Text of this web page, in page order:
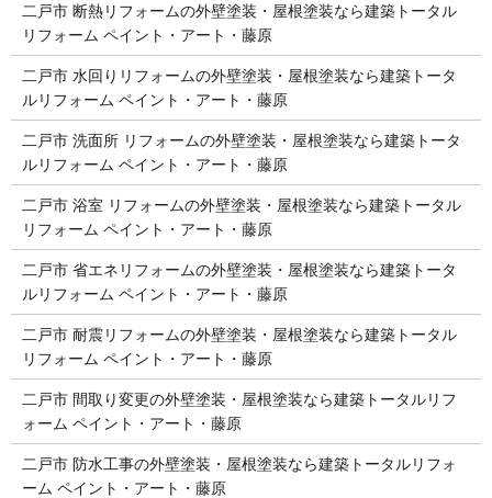
二戸市 断熱リフォームの外壁塗装・屋根塗装なら建築トータル
リフォーム ペイント・アート・藤原
二戸市 水回りリフォームの外壁塗装・屋根塗装なら建築トータ
ルリフォーム ペイント・アート・藤原
二戸市 洗面所 リフォームの外壁塗装・屋根塗装なら建築トータ
ルリフォーム ペイント・アート・藤原
二戸市 浴室 リフォームの外壁塗装・屋根塗装なら建築トータル
リフォーム ペイント・アート・藤原
二戸市 省エネリフォームの外壁塗装・屋根塗装なら建築トータ
ルリフォーム ペイント・アート・藤原
二戸市 耐震リフォームの外壁塗装・屋根塗装なら建築トータル
リフォーム ペイント・アート・藤原
二戸市 間取り変更の外壁塗装・屋根塗装なら建築トータルリフ
ォーム ペイント・アート・藤原
二戸市 防水工事の外壁塗装・屋根塗装なら建築トータルリフォ
ーム ペイント・アート・藤原